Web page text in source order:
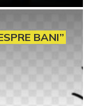
BANI”